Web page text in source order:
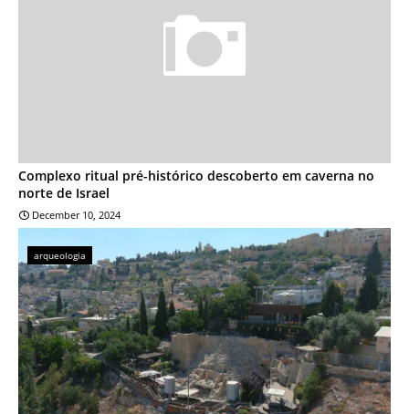
Complexo ritual pré-histórico descoberto em caverna no
norte de Israel
December 10, 2024
arqueologia